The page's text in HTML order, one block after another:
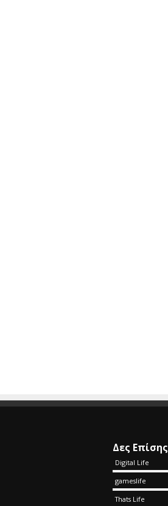
Δες Επίσης
Digital Life
gameslife
Thats Life